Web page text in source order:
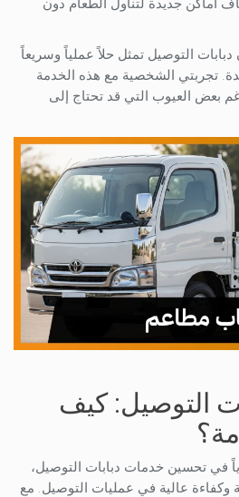
أماكن جديدة لتناول الطعام دون
التوصيل تمثل حلاً عملياً وسريعاً
تجربتي الشخصية مع هذه الخدمة
بعض العيوب التي قد تحتاج إلى
التوصيل: كيف
في تحسين خدمات دبابات التوصيل،
عالية في عمليات التوصيل. مع